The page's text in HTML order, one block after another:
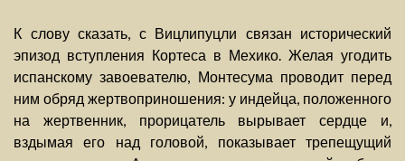
К слову сказать, с Вицлипуцли связан исторический
эпизод вступления Кортеса в Мехико. Желая угодить
испанскому завоевателю, Монтесума проводит перед
ним обряд жертвоприношения: у индейца, положенного
на жертвенник, прорицатель вырывает сердце и,
вздымая его над головой, показывает трепещущий